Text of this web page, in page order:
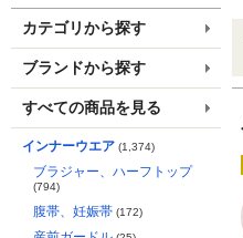
カテゴリから探す
ブランドから探す
すべての商品を見る
インナーウエア (1,374)
ブラジャー、ハーフトップ
(794)
腹帯、妊娠帯 (172)